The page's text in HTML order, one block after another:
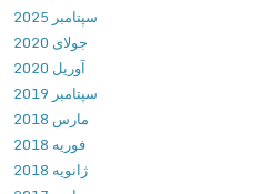
ر
ه
گ
ی
ر
و
د
سپتامبر 2025
جولای 2020
آوریل 2020
سپتامبر 2019
مارس 2018
فوریه 2018
ژانویه 2018